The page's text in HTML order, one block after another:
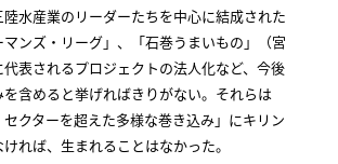
陸水産業のリーダーたちを中心に結成された
マンズ・リーグ」、「石巻うまいもの」（宮
表されるプロジェクトの法人化など、今後
含めると挙げればきりがない。それらは
セクターを超えた多様な巻き込み」にキリン
れば、生まれることはなかった。